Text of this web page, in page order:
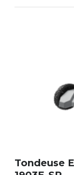
Tondeuse